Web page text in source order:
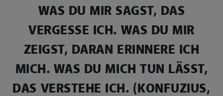
WAS DU MIR SAGST, DAS
VERGESSE ICH. WAS DU MIR
ZEIGST, DARAN ERINNERE ICH
MICH. WAS DU MICH TUN LÄSST,
DAS VERSTEHE ICH. (KONFUZIUS,